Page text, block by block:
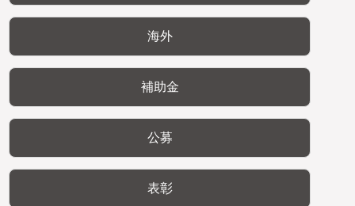
海外
補助金
公募
表彰